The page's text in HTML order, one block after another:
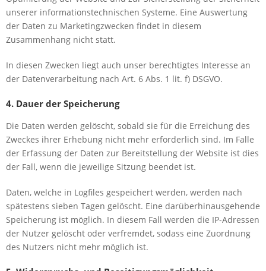
unserer informationstechnischen Systeme. Eine Auswertung
der Daten zu Marketingzwecken findet in diesem
Zusammenhang nicht statt.
In diesen Zwecken liegt auch unser berechtigtes Interesse an
der Datenverarbeitung nach Art. 6 Abs. 1 lit. f) DSGVO.
4. Dauer der Speicherung
Die Daten werden gelöscht, sobald sie für die Erreichung des
Zweckes ihrer Erhebung nicht mehr erforderlich sind. Im Falle
der Erfassung der Daten zur Bereitstellung der Website ist dies
der Fall, wenn die jeweilige Sitzung beendet ist.
Daten, welche in Logfiles gespeichert werden, werden nach
spätestens sieben Tagen gelöscht. Eine darüberhinausgehende
Speicherung ist möglich. In diesem Fall werden die IP-Adressen
der Nutzer gelöscht oder verfremdet, sodass eine Zuordnung
des Nutzers nicht mehr möglich ist.